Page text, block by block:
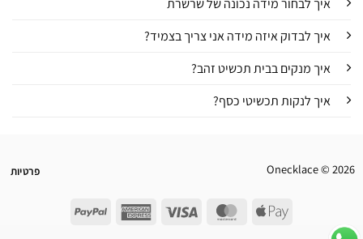
איך לבחור מידה נכונה של שרשרת
איך לבדוק איזה מידה אני צריך בצמיד?
איך מנקים בבית תכשיט זהב?
איך לנקות תכשיטי כסף?
Onecklace © 2026
Apple
MasterCard
Visa
American
PayPal
פרטיות